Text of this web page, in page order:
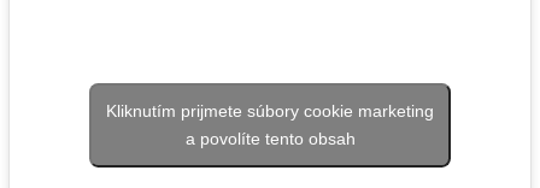
Kliknutím prijmete súbory cookie marketing
a povolíte tento obsah